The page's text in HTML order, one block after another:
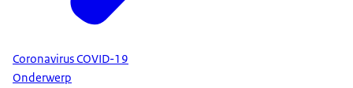
Coronavirus COVID-19
Onderwerp